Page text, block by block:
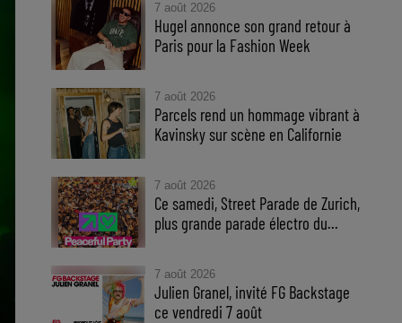
7 août 2026
Hugel annonce son grand retour à
Paris pour la Fashion Week
7 août 2026
Parcels rend un hommage vibrant à
Kavinsky sur scène en Californie
7 août 2026
Ce samedi, Street Parade de Zurich,
plus grande parade électro du...
7 août 2026
Julien Granel, invité FG Backstage
ce vendredi 7 août